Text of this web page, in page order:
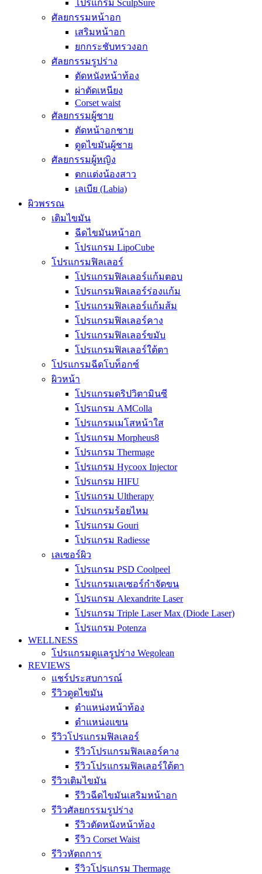
โปรแกรม SculpSure
ศัลยกรรมหน้าอก
เสริมหน้าอก
ยกกระชับทรวงอก
ศัลยกรรมรูปร่าง
ตัดหนังหน้าท้อง
ผ่าตัดเหนียง
Corset waist
ศัลยกรรมผู้ชาย
ตัดหน้าอกชาย
ดูดไขมันผู้ชาย
ศัลยกรรมผู้หญิง
ตกแต่งน้องสาว
เลเบีย (Labia)
ผิวพรรณ
เติมไขมัน
ฉีดไขมันหน้าอก
โปรแกรม LipoCube
โปรแกรมฟิลเลอร์
โปรแกรมฟิลเลอร์แก้มตอบ
โปรแกรมฟิลเลอร์ร่องแก้ม
โปรแกรมฟิลเลอร์แก้มส้ม
โปรแกรมฟิลเลอร์คาง
โปรแกรมฟิลเลอร์ขมับ
โปรแกรมฟิลเลอร์ใต้ตา
โปรแกรมฉีดโบท็อกซ์
ผิวหน้า
โปรแกรมดริปวิตามินซี
โปรแกรม AMColla
โปรแกรมเมโสหน้าใส
โปรแกรม Morpheus8
โปรแกรม Thermage
โปรแกรม Hycoox Injector
โปรแกรม HIFU
โปรแกรม Ultherapy
โปรแกรมร้อยไหม
โปรแกรม Gouri
โปรแกรม Radiesse
เลเซอร์ผิว
โปรแกรม PSD Coolpeel
โปรแกรมเลเซอร์กำจัดขน
โปรแกรม Alexandrite Laser
โปรแกรม Triple Laser Max (Diode Laser)
โปรแกรม Potenza
WELLNESS
โปรแกรมดูแลรูปร่าง Wegolean
REVIEWS
แชร์ประสบการณ์
รีวิวดูดไขมัน
ตำแหน่งหน้าท้อง
ตำแหน่งแขน
รีวิวโปรแกรมฟิลเลอร์
รีวิวโปรแกรมฟิลเลอร์คาง
รีวิวโปรแกรมฟิลเลอร์ใต้ตา
รีวิวเติมไขมัน
รีวิวฉีดไขมันเสริมหน้าอก
รีวิวศัลยกรรมรูปร่าง
รีวิวตัดหนังหน้าท้อง
รีวิว Corset Waist
รีวิวหัตถการ
รีวิวโปรแกรม Thermage